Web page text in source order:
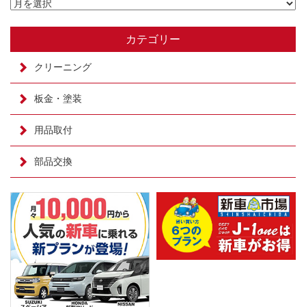
カテゴリー
クリーニング
板金・塗装
用品取付
部品交換